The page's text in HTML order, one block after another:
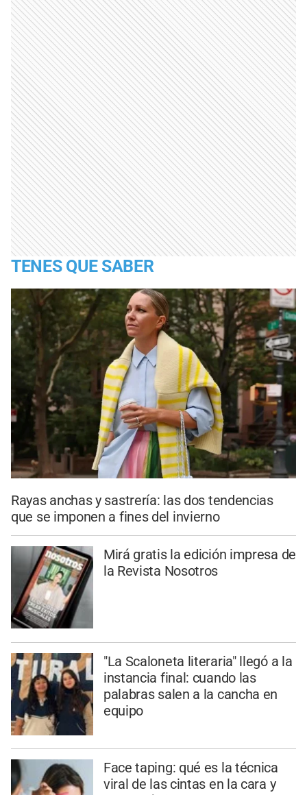
TENES QUE SABER
Rayas anchas y sastrería: las dos tendencias
que se imponen a fines del invierno
Mirá gratis la edición impresa de
la Revista Nosotros
"La Scaloneta literaria" llegó a la
instancia final: cuando las
palabras salen a la cancha en
equipo
Face taping: qué es la técnica
viral de las cintas en la cara y